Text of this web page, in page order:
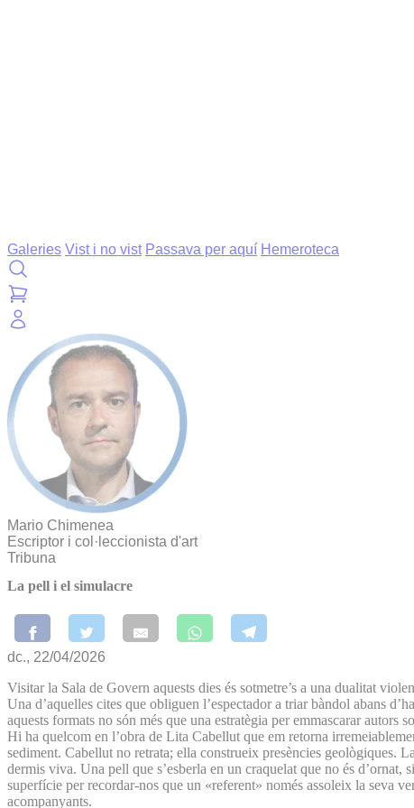
Galeries Vist i no vist Passava per aquí Hemeroteca
Mario Chimenea
Escriptor i col·leccionista d'art
Tribuna
La pell i el simulacre
dc., 22/04/2026
Visitar la Sala de Govern aquests dies és sotmetre’s a una dualitat
Una d’aquelles cites que obliguen l’espectador a triar bàndol abans
aquests formats no són més que una estratègia per emmascarar
​Hi ha quelcom en l’obra de Lita Cabellut que em retorna
sediment. Cabellut no retrata; ella construeix presències geològiques.
dermis viva. Una pell que s’esberla en un craquelat que no és
superfície per recordar-nos que un «referent» només assoleix la seva
acompanyants.